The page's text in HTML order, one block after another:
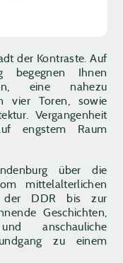
der Kontraste. Auf
begegnen Ihnen
eine nahezu
vier Toren, sowie
Vergangenheit
engstem Raum
über die
mittelalterlichen
der DDR bis zur
Geschichten,
anschauliche
zu einem